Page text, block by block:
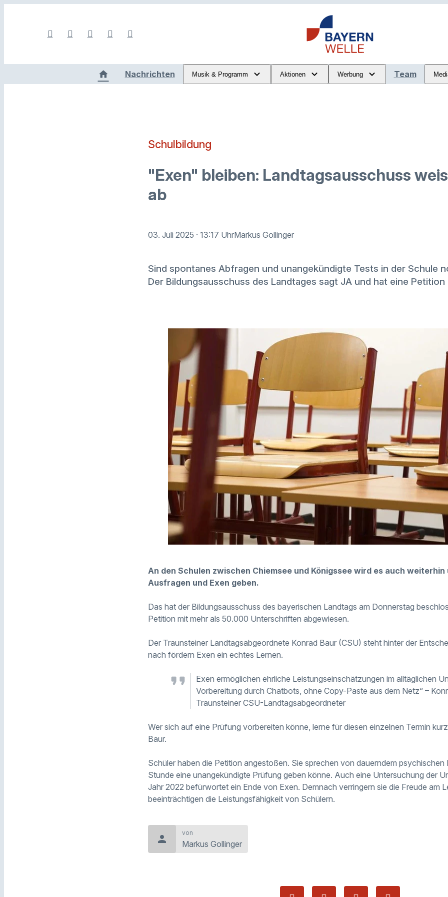
Nachrichten Musik & Programm Aktionen Werbung Team
Schulbildung
"Exen" bleiben: Landtagsausschuss
ab
03. Juli 2025 · 13:17 UhrMarkus Gollinger
Sind spontanes Abfragen und unangekündigte Tests in der Schule
Der Bildungsausschuss des Landtages sagt JA und hat eine
An den Schulen zwischen Chiemsee und Königssee wird es auch
Ausfragen und Exen geben.
Das hat der Bildungsausschuss des bayerischen Landtags am Donnerstag
Petition mit mehr als 50.000 Unterschriften abgewiesen.
Der Traunsteiner Landtagsabgeordnete Konrad Baur (CSU) steht hinter der
nach fördern Exen ein echtes Lernen.
Exen ermöglichen ehrliche Leistungseinschätzungen im alltäglichen
Vorbereitung durch Chatbots, ohne Copy-Paste aus dem Netz“ –
Traunsteiner CSU-Landtagsabgeordneter
Wer sich auf eine Prüfung vorbereiten könne, lerne für diesen einzelnen Termin
Baur.
Schüler haben die Petition angestoßen. Sie sprechen von dauerndem psychischen
Stunde eine unangekündigte Prüfung geben könne. Auch eine Untersuchung der
Jahr 2022 befürwortet ein Ende von Exen. Demnach verringern sie die Freude am
beeinträchtigen die Leistungsfähigkeit von Schülern.
person
von
Markus Gollinger